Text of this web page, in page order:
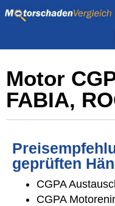
Motor
FABIA,
geprüften
CGPA
CGPA